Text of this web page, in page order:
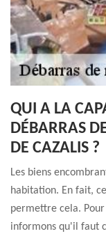
QUI A LA
DÉBARRAS
DE CAZALIS ?
Les biens
habitation. En fait,
permettre cela.
informons qu'il faut